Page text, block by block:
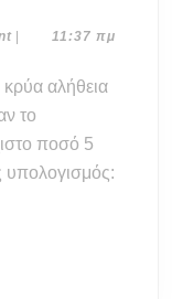
| 11:37 πμ
το
ποσό 5
υπολογισμός: